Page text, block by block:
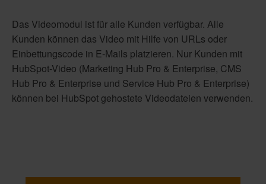
Das Videomodul ist für alle Kunden verfügbar. Alle
Kunden können das Video mit Hilfe von URLs oder
Einbettungscode in E-Mails platzieren. Nur Kunden mit
HubSpot-Video (Marketing Hub Pro & Enterprise, CMS
Hub Pro & Enterprise und Service Hub Pro & Enterprise)
können bei HubSpot gehostete Videodateien verwenden.